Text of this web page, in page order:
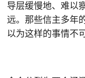
导层缓慢地、难以
远。那些信主多年
以为这样的事情不